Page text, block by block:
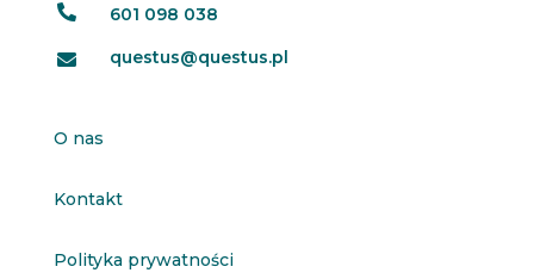
 601 098 038
 questus@questus.pl
O nas
Kontakt
Polityka prywatności